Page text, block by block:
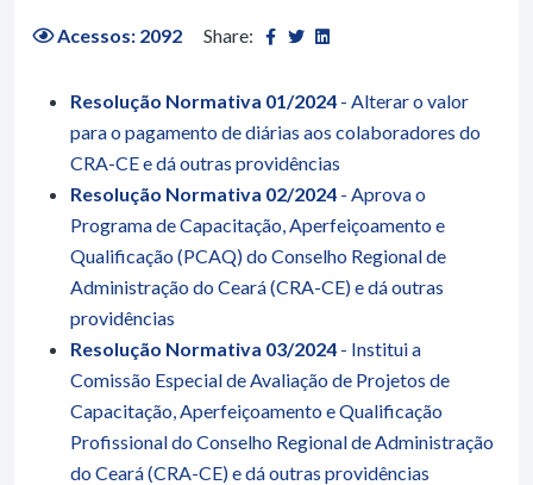
Acessos: 2092 Share:
Resolução Normativa 01/2024 - Alterar o valor
para o pagamento de diárias aos colaboradores do
CRA-CE e dá outras providências
Resolução Normativa 02/2024 - Aprova o
Programa de Capacitação, Aperfeiçoamento e
Qualificação (PCAQ) do Conselho Regional de
Administração do Ceará (CRA-CE) e dá outras
providências
Resolução Normativa 03/2024 - Institui a
Comissão Especial de Avaliação de Projetos de
Capacitação, Aperfeiçoamento e Qualificação
Profissional do Conselho Regional de Administração
do Ceará (CRA-CE) e dá outras providências